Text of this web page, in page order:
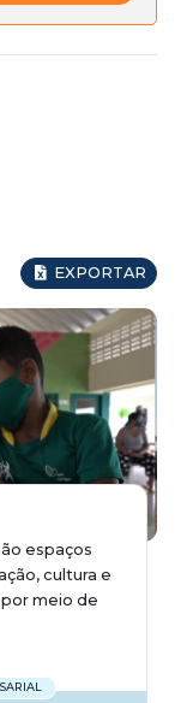
EXPORTAR
espaços
cultura e
meio de